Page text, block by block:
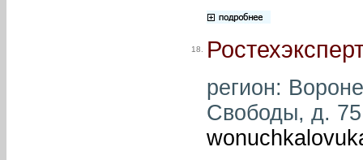
18.
регион:
Свободы, д.